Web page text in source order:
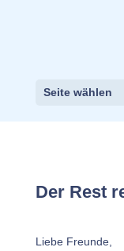
Seite wählen
Der Rest
Liebe Freunde,